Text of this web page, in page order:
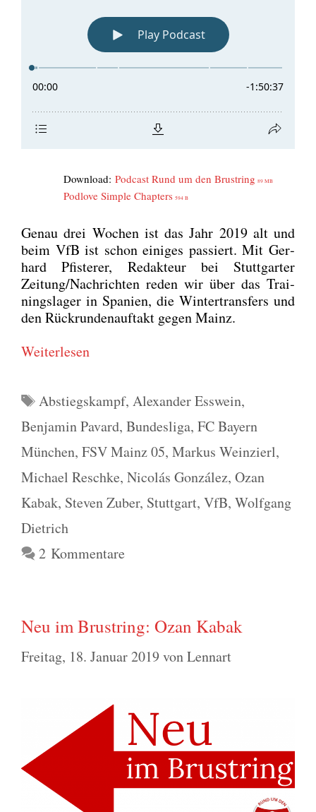
Down­load: Pod­cast Rund um den Brust­ring 89 MB
Pod­l­ove Simp­le Chap­ters 594 B
Genau drei Wochen ist das Jahr 2019 alt und
beim VfB ist schon eini­ges pas­siert. Mit Ger­
hard Pfis­terer, Redak­teur bei Stutt­gar­ter
Zeitung/Nachrichten reden wir über das Trai­
nings­la­ger in Spa­ni­en, die Win­ter­trans­fers und
den Rück­run­den­auf­takt gegen Mainz.
Wei­ter­le­sen
Schlagwörter
Abstiegskampf, Alexander Esswein,
Benjamin Pavard, Bundesliga, FC Bayern
München, FSV Mainz 05, Markus Weinzierl,
Michael Reschke, Nicolás González, Ozan
Kabak, Steven Zuber, Stuttgart, VfB, Wolfgang
Dietrich
2 Kommentare
Neu im Brustring: Ozan Kabak
Freitag, 18. Januar 2019 vonLennart